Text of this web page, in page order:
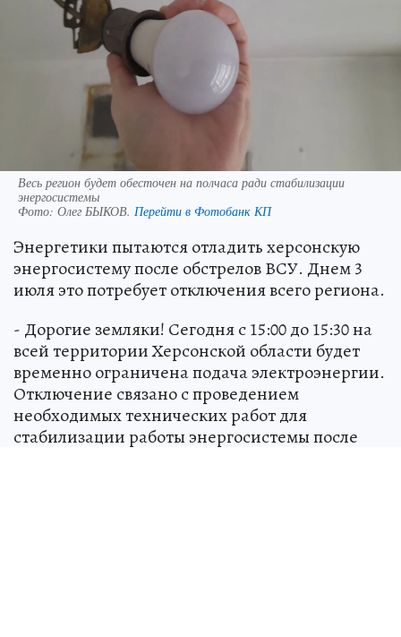
Весь регион будет обесточен на полчаса ради стабилизации
энергосистемы
Фото: Олег БЫКОВ. Перейти в Фотобанк КП
Энергетики пытаются отладить херсонскую
энергосистему после обстрелов ВСУ. Днем 3
июля это потребует отключения всего региона.
- Дорогие земляки! Сегодня с 15:00 до 15:30 на
всей территории Херсонской области будет
временно ограничена подача электроэнергии.
Отключение связано с проведением
необходимых технических работ для
стабилизации работы энергосистемы после